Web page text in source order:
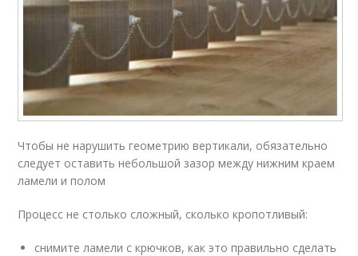
Чтобы не нарушить геометрию вертикали, обязательно
следует оставить небольшой зазор между нижним краем
ламели и полом
Процесс не столько сложный, сколько кропотливый:
снимите ламели с крючков, как это правильно сделать